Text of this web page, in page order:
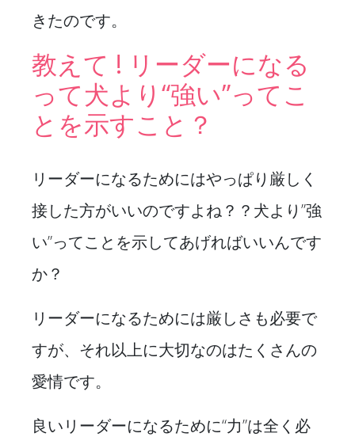
きたのです。
教えて ! リーダーになる
って犬より“強い”ってこ
とを示すこと？
リーダーになるためにはやっぱり厳しく
接した方がいいのですよね？？犬より”強
い”ってことを示してあげればいいんです
か？
リーダーになるためには厳しさも必要で
すが、それ以上に大切なのはたくさんの
愛情です。
良いリーダーになるために“力”は全く必